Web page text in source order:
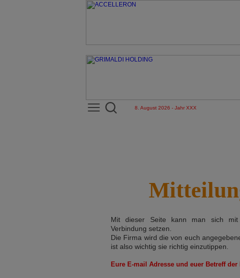
8. August 2026 - Jahr XXX
Mit dieser Seite kann man sich mit
Verbindung setzen.
Die Firma wird die von euch
ist also wichtig sie richtig einzutippen.
Eure E-mail Adresse und euer Betreff